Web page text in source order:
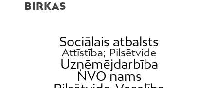
BIRKAS
Sociālais atbalsts
Attīstība; Pilsētvide
Uzņēmējdarbība
NVO nams